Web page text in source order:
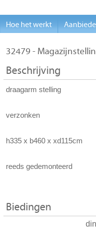
32479 -
Beschrijving
draagarm stelling
verzonken
h335 x b460 x xd115cm
reeds gedemonteerd
Biedingen
Hoe het werkt